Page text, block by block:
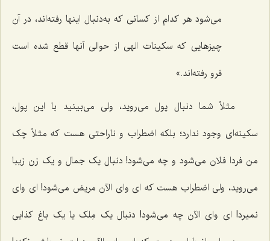
می‌شود هر کدام از کسانی که به‌دنبال اینها رفته‌اند، در آن
چیزهایی که سکینات الهی از حوالی آنها قطع شده است
فرو رفته‌اند.»
مثلاً شما دنبال پول می‌روید، ولی می‌بینید با این پول،
سکینه‌ای وجود ندارد؛ بلکه اضطراب و ناراحتی هست که مثلاً چک
من فردا فلان می‌شود و چه می‌شود! دنبال یک جمال و یک زن زیبا
می‌روید، ولی اضطراب هست که ای وای الآن مریض می‌شود! ای وای
نمیرد! ای وای الآن چه می‌شود! دنبال یک مِلک یا یک باغ کذایی